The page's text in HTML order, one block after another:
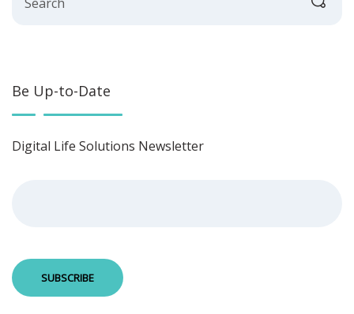
Be Up-to-Date
Digital Life Solutions Newsletter